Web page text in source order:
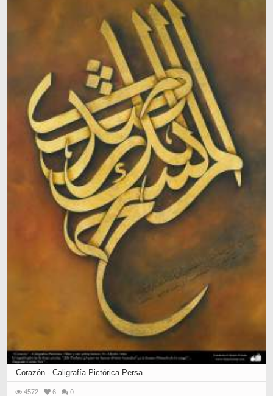
Corazón - Caligrafía Pictórica Persa
4572 6 0